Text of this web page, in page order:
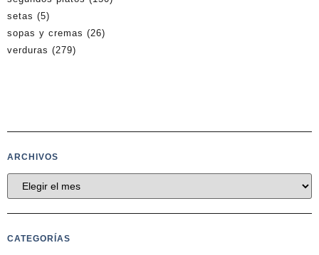
setas (5)
sopas y cremas (26)
verduras (279)
ARCHIVOS
CATEGORÍAS